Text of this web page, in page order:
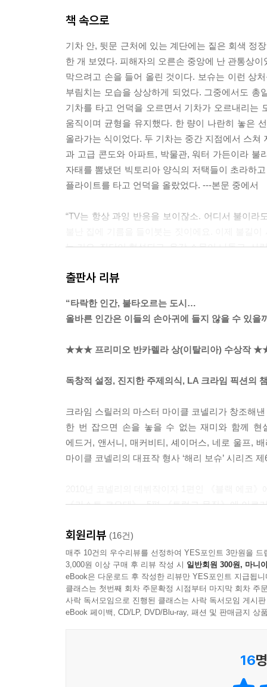
책 속으로
기차 안, 뒷문 근처에 있는 계단에는 짙은 회색 정
한 개 보였다. 피해자의 오른손 중앙에 난 관통상
막으려고 손을 들어 올린 것이다. 보슈는 이런 상
부림치는 모습을 상상하게 되었다. 그중에서도
기차를 타고 언덕을 오르면서 기차가 오르내리는
움직이며 균형을 유지했다. 한 량이 나란히 놓은
올라가는 식이었다. 두 기차는 중간 지점에서 스
과 고급 콘도와 아파트, 박물관, 워터 가든이라
자태를 뽐냈던 빅토리아 양식의 저택들이 초라하
플라이트를 타고 언덕을 올랐었다. ---본문 중에서
“TV는 항상 과잉 반응을 보이잖소. 어디서 불이
는 거요. 집단이 형성되고, 온갖 소문이 나돌고, 사
“당신은 사람들을 별로 믿지 못하는군요. 난 믿어
지 않는 사회와 관련이 있는 거라고요.” 엔트런킨
출판사 리뷰
“타락한 인간, 불타오르는 도시…
올바른 인간은 이들의 손아귀에 들지 않을 수 있을
★★★ 프리미오 반카렐라 상(이탈리아) 수상작
독창적 설정, 진지한 주제의식, LA 크라임 픽션의
크라임 스릴러의 마스터 마이클 코넬리가 창조해
한 번 잡으면 손을 놓을 수 없는 재미와 함께 현
에드거, 앤서니, 매커비티, 셰이머스, 네로 울프,
마이클 코넬리의 대표작 형사 ‘해리 보슈’ 시리즈
《라스트 코요테》, 5편 《트렁크 뮤직》에 이르
전대미문의 은행 강도, 미해결 살인 사건 등을 특
명성을 얻었다. 또한 작가 마이클 코넬리의 오랜
다크 히어로 해리 보슈라는 걸출한 캐릭터로 평
스릴러의 모던 클래식으로서 그 위상을 떨치고 있
앤젤스 플라이트에서 발견된 경찰 상대 소송 전문
로스앤젤레스 시내 한복판에 위치한 세계에서
회원리뷰 (16건)
매주 10건의 우수리뷰를 선정하여 YES포인트 3만원을 드
3,000원 이상 구매 후 리뷰 작성 시 일반회원 300원, 마니
eBook은 다운로드 후 작성한 리뷰만 YES포인트 지급됩니
클래스는 첫번째 회차 주문확정 시점부터 마지막 회차 주
사락 독서모임으로 진행된 클래스는 사락 독서모임 게시
eBook 페이백, CD/LP, DVD/Blu-ray, 패션 및 판매금지 상
16